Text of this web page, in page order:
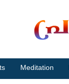
Meditation